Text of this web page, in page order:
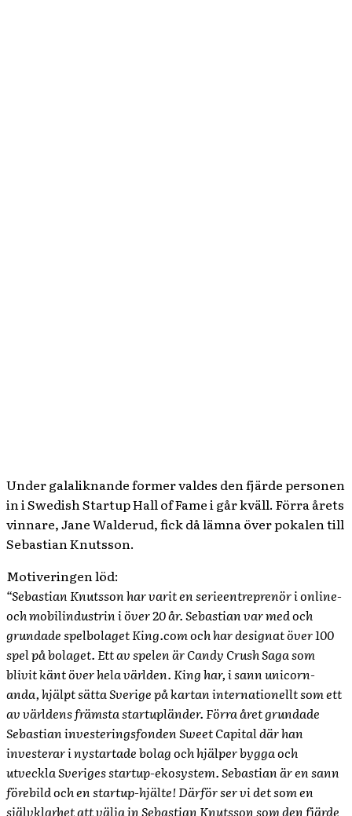
Under galaliknande former valdes den fjärde personen
in i Swedish Startup Hall of Fame i går kväll. Förra årets
vinnare, Jane Walderud, fick då lämna över pokalen till
Sebastian Knutsson.
Motiveringen löd:
“Sebastian Knutsson har varit en serieentreprenör i online-
och mobilindustrin i över 20 år. Sebastian var med och
grundade spelbolaget King.com och har designat över 100
spel på bolaget. Ett av spelen är Candy Crush Saga som
blivit känt över hela världen. King har, i sann unicorn-
anda, hjälpt sätta Sverige på kartan internationellt som ett
av världens främsta startupländer. Förra året grundade
Sebastian investeringsfonden Sweet Capital där han
investerar i nystartade bolag och hjälper bygga och
utveckla Sveriges startup-ekosystem. Sebastian är en sann
förebild och en startup-hjälte! Därför ser vi det som en
självklarhet att välja in Sebastian Knutsson som den fjärde